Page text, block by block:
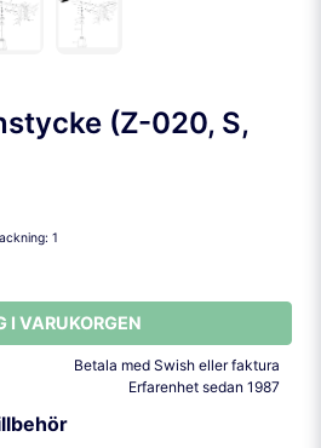
(Z-020, S,
1
I VARUKORGEN
Betala med Swish eller faktura
Erfarenhet sedan 1987